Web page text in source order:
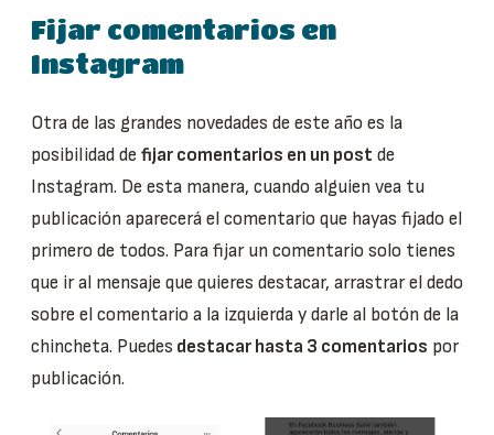
Fijar comentarios en
Instagram
Otra de las grandes novedades de este año es la
posibilidad de fijar comentarios en un post de
Instagram. De esta manera, cuando alguien vea tu
publicación aparecerá el comentario que hayas fijado el
primero de todos. Para fijar un comentario solo tienes
que ir al mensaje que quieres destacar, arrastrar el dedo
sobre el comentario a la izquierda y darle al botón de la
chincheta. Puedes destacar hasta 3 comentarios por
publicación.